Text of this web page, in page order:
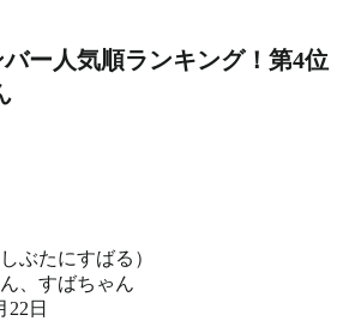
ー人気順ランキング！第4位
ぶたにすばる）
、すばちゃん
22日